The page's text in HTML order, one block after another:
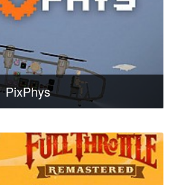
PixPhys